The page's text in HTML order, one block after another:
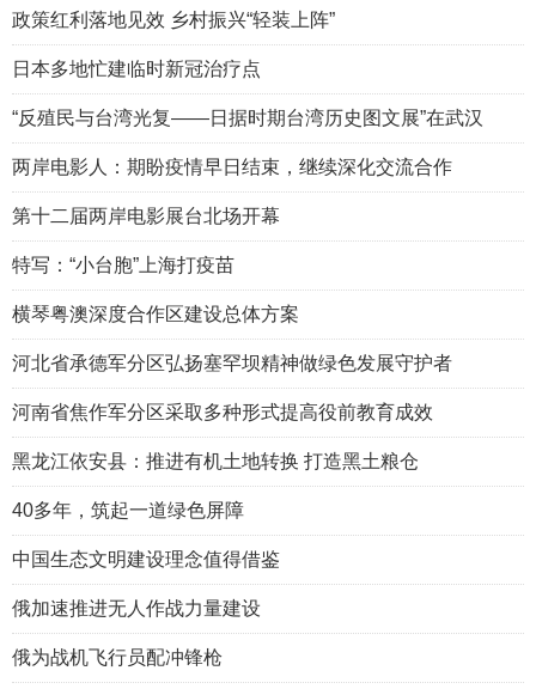
政策红利落地见效 乡村振兴“轻装上阵”
日本多地忙建临时新冠治疗点
“反殖民与台湾光复——日据时期台湾历史图文展”在武汉
两岸电影人：期盼疫情早日结束，继续深化交流合作
第十二届两岸电影展台北场开幕
特写：“小台胞”上海打疫苗
横琴粤澳深度合作区建设总体方案
河北省承德军分区弘扬塞罕坝精神做绿色发展守护者
河南省焦作军分区采取多种形式提高役前教育成效
黑龙江依安县：推进有机土地转换 打造黑土粮仓
40多年，筑起一道绿色屏障
中国生态文明建设理念值得借鉴
俄加速推进无人作战力量建设
俄为战机飞行员配冲锋枪